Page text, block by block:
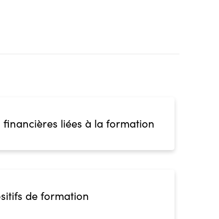
financières liées à la formation
de formation